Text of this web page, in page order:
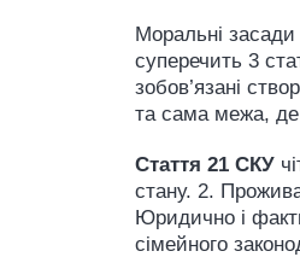
Моральні засади
суперечить 3
зобов’язані
та сама межа, де
Стаття 21 СКУ
стану. 2.
Юридично і
сімейного